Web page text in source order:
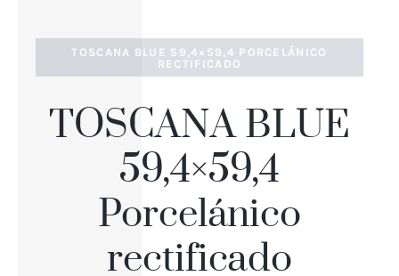
TOSCANA BLUE 59,4×59,4 PORCELÁNICO
RECTIFICADO
TOSCANA BLUE
59,4×59,4
Porcelánico
rectificado